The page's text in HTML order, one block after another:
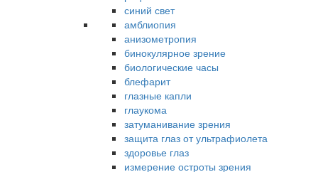
синий свет
амблиопия
анизометропия
бинокулярное зрение
биологические часы
блефарит
глазные капли
глаукома
затуманивание зрения
защита глаз от ультрафиолета
здоровье глаз
измерение остроты зрения